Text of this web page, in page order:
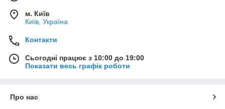
м. Київ
Київ, Україна
Контакти
Сьогодні працює з 10:00 до 19:00
Показати весь графік роботи
Про нас